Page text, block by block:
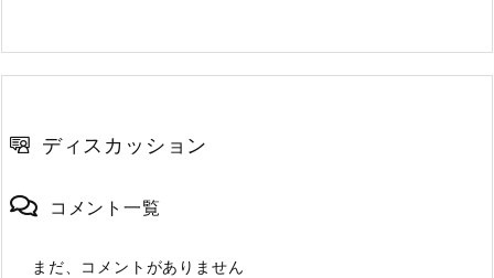
ディスカッション
コメント一覧
まだ、コメントがありません